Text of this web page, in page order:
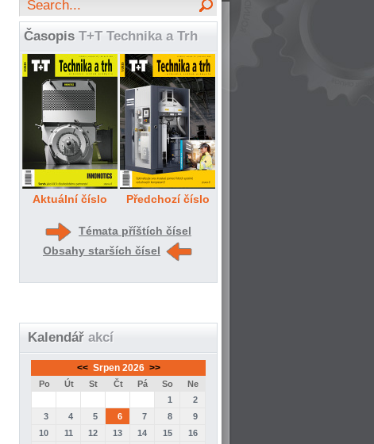
Časopis T+T Technika a Trh
Aktuální číslo Předchozí číslo
Témata příštích čísel
Obsahy starších čísel
Kalendář akcí
<< Srpen 2026 >>
Po Út St Čt Pá So
Ne
1
2
3
4 5 6 7 8
9
10
11 12 13 14 15
16